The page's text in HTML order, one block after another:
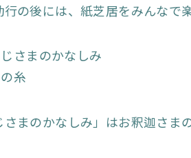
行の後には、紙芝居をみんなで
さまのかなしみ
糸
さまのかなしみ」はお釈迦さ